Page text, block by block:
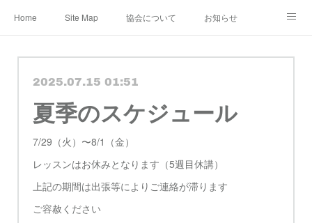
Home Site Map 協会について お知らせ
ショップ&ギャラリー Instagram
教室 認定講師 ブログ 規約
2025.07.15 01:51
夏季のスケジュール
7/29（火）〜8/1（金）
レッスンはお休みとなります（5週目休講）
上記の期間は出張等によりご連絡が滞ります
ご容赦ください